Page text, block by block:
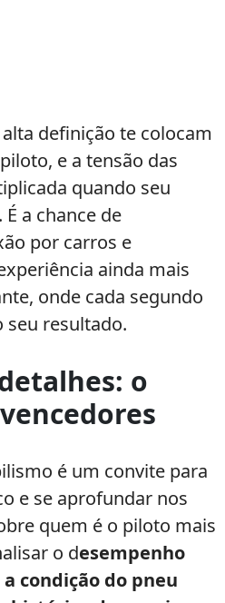
definição te colocam
e a tensão das
quando seu
a chance de
por carros e
ainda mais
onde cada segundo
seu resultado.
o
é um convite para
e se aprofundar nos
quem é o piloto mais
o desempenho
condição do pneu